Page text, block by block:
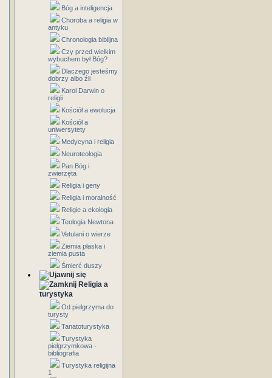
Bóg a inteligencja
Choroba a religia w
antyku
Chronologia biblijna
Czy przed wielkim
wybuchem był Bóg?
Dlaczego jesteśmy
dobrzy albo źli
Karol Darwin o
religii
Kościół a ewolucja
Kościół a
uniwersytety
Medycyna i religia
Neuroteologia
Pan Bóg i
zwierzęta
Religia i geny
Religia i moralność
Religie a ekologia
Teologia Newtona
Vetulani o wierze
Ziemia płaska i
ziemia pusta
Śmierć duszy
Religia a
turystyka
Od pielgrzyma do
turysty
Tanatoturystyka
Turystyka
pielgrzymkowa -
bibliografia
Turystyka religijna
1